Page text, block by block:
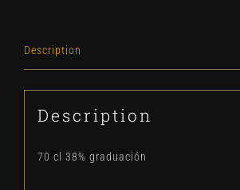
Description
Description
70 cl 38% graduación